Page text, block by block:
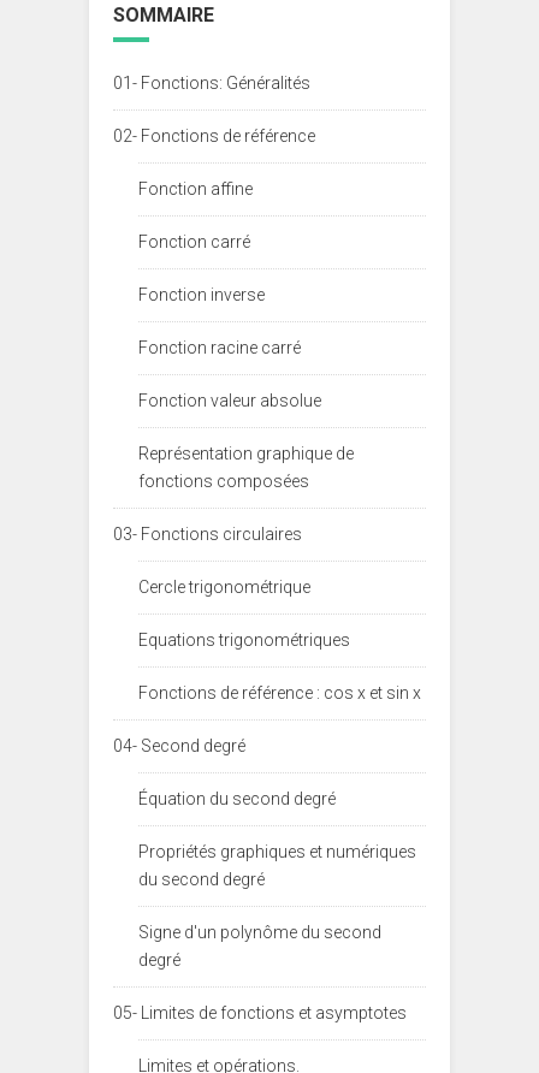
SOMMAIRE
01- Fonctions: Généralités
02- Fonctions de référence
Fonction affine
Fonction carré
Fonction inverse
Fonction racine carré
Fonction valeur absolue
Représentation graphique de
fonctions composées
03- Fonctions circulaires
Cercle trigonométrique
Equations trigonométriques
Fonctions de référence : cos x et sin x
04- Second degré
Équation du second degré
Propriétés graphiques et numériques
du second degré
Signe d'un polynôme du second
degré
05- Limites de fonctions et asymptotes
Limites et opérations.